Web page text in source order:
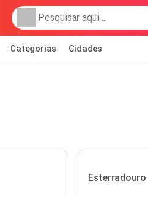
Categorias Cidades
Esterradouro